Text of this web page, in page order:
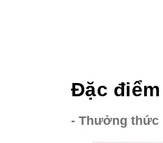
Đặc
- Thưởng thức